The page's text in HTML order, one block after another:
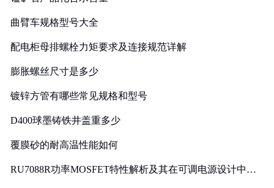
曲臂车规格型号大全
配电柜母排螺栓力矩要求及连接规范详解
膨胀螺丝尺寸是多少
镀锌方管有哪些常见规格和型号
D400球墨铸铁井盖重多少
覆膜砂的耐高温性能如何
RU7088R功率MOSFET特性解析及其在可调电源设计中的